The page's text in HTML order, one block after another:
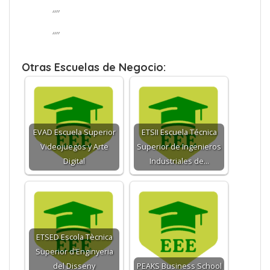
“”
“”
Otras Escuelas de Negocio:
EVAD Escuela Superior
Videojuegos y Arte
Digital
ETSII Escuela Técnica
Superior de Ingenieros
Industriales de…
ETSED Escola Tècnica
Superior d'Enginyeria
del Disseny
PEAKS Business School